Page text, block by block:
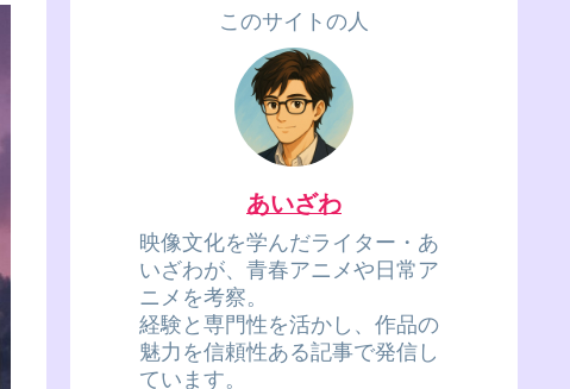
このサイトの人
あいざわ
映像文化を学んだライター・あ
いざわが、青春アニメや日常ア
ニメを考察。
経験と専門性を活かし、作品の
魅力を信頼性ある記事で発信し
ています。